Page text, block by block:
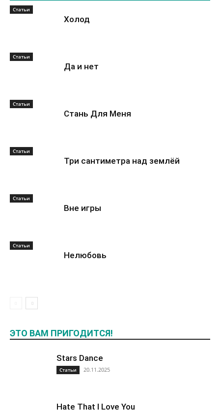
Статьи
Холод
Статьи
Да и нет
Статьи
Стань Для Меня
Статьи
Три сантиметра над землёй
Статьи
Вне игры
Статьи
Нелюбовь
ЭТО ВАМ ПРИГОДИТСЯ!
Stars Dance
Статьи 20.11.2025
Hate That I Love You